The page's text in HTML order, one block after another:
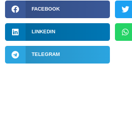
FACEBOOK
LINKEDIN
TELEGRAM